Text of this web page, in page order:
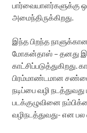
பார்வையாளர்களுக்கு
அமைந்திருக்கிறது.
இந்த பிறந்த
மோகன்தாஸ் – தனது
காட்சிப்படுத்துகிறது.
பிரம்மாண்டமான
நடிப்பை வழி நடத்துவது
படக்குழுவினை
வழிநடத்துவது- என